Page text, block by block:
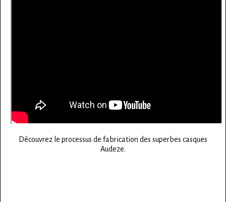
Découvrez le processus de fabrication des superbes casques
Audeze.